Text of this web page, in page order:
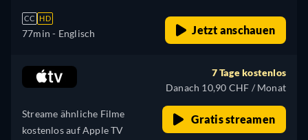
CC HD
77min - Englisch Jetzt anschauen
Streame ähnliche Filme
kostenlos auf Apple TV
7 Tage kostenlos
Danach 10,90 CHF / Monat
Gratis streamen